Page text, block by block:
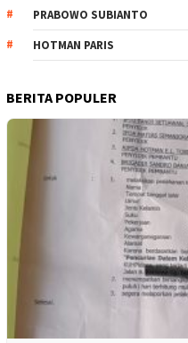
PRABOWO SUBIANTO
HOTMAN PARIS
BERITA POPULER